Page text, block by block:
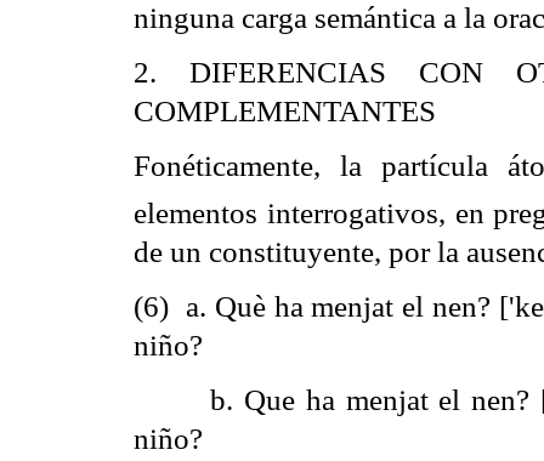
ninguna carga semántica a la
2. DIFERENCIAS CON
COMPLEMENTANTES
Fonéticamente, la partícula
elementos interrogativos, en
de un constituyente, por la
(6) a. Què ha menjat el nen?
niño?
b. Que ha menjat el nen?
niño?